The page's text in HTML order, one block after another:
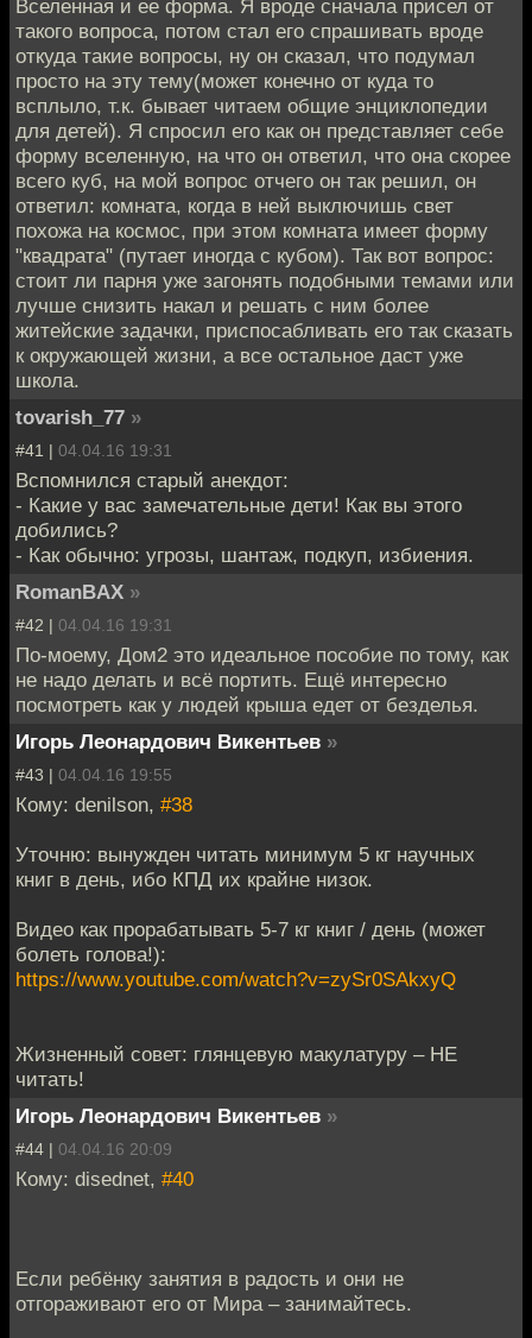
Вселенная и ее форма. Я вроде сначала присел от
такого вопроса, потом стал его спрашивать вроде
откуда такие вопросы, ну он сказал, что подумал
просто на эту тему(может конечно от куда то
всплыло, т.к. бывает читаем общие энциклопедии
для детей). Я спросил его как он представляет себе
форму вселенную, на что он ответил, что она скорее
всего куб, на мой вопрос отчего он так решил, он
ответил: комната, когда в ней выключишь свет
похожа на космос, при этом комната имеет форму
"квадрата" (путает иногда с кубом). Так вот вопрос:
стоит ли парня уже загонять подобными темами или
лучше снизить накал и решать с ним более
житейские задачки, приспосабливать его так сказать
к окружающей жизни, а все остальное даст уже
школа.
tovarish_77 »
#41 | 04.04.16 19:31
Вспомнился старый анекдот:
- Какие у вас замечательные дети! Как вы этого
добились?
- Как обычно: угрозы, шантаж, подкуп, избиения.
RomanBAX »
#42 | 04.04.16 19:31
По-моему, Дом2 это идеальное пособие по тому, как
не надо делать и всё портить. Ещё интересно
посмотреть как у людей крыша едет от безделья.
Игорь Леонардович Викентьев »
#43 | 04.04.16 19:55
Кому: denilson, #38
Уточню: вынужден читать минимум 5 кг научных
книг в день, ибо КПД их крайне низок.
Видео как прорабатывать 5-7 кг книг / день (может
болеть голова!):
https://www.youtube.com/watch?v=zySr0SAkxyQ
Жизненный совет: глянцевую макулатуру – НЕ
читать!
Игорь Леонардович Викентьев »
#44 | 04.04.16 20:09
Кому: disednet, #40
Если ребёнку занятия в радость и они не
отгораживают его от Мира – занимайтесь.